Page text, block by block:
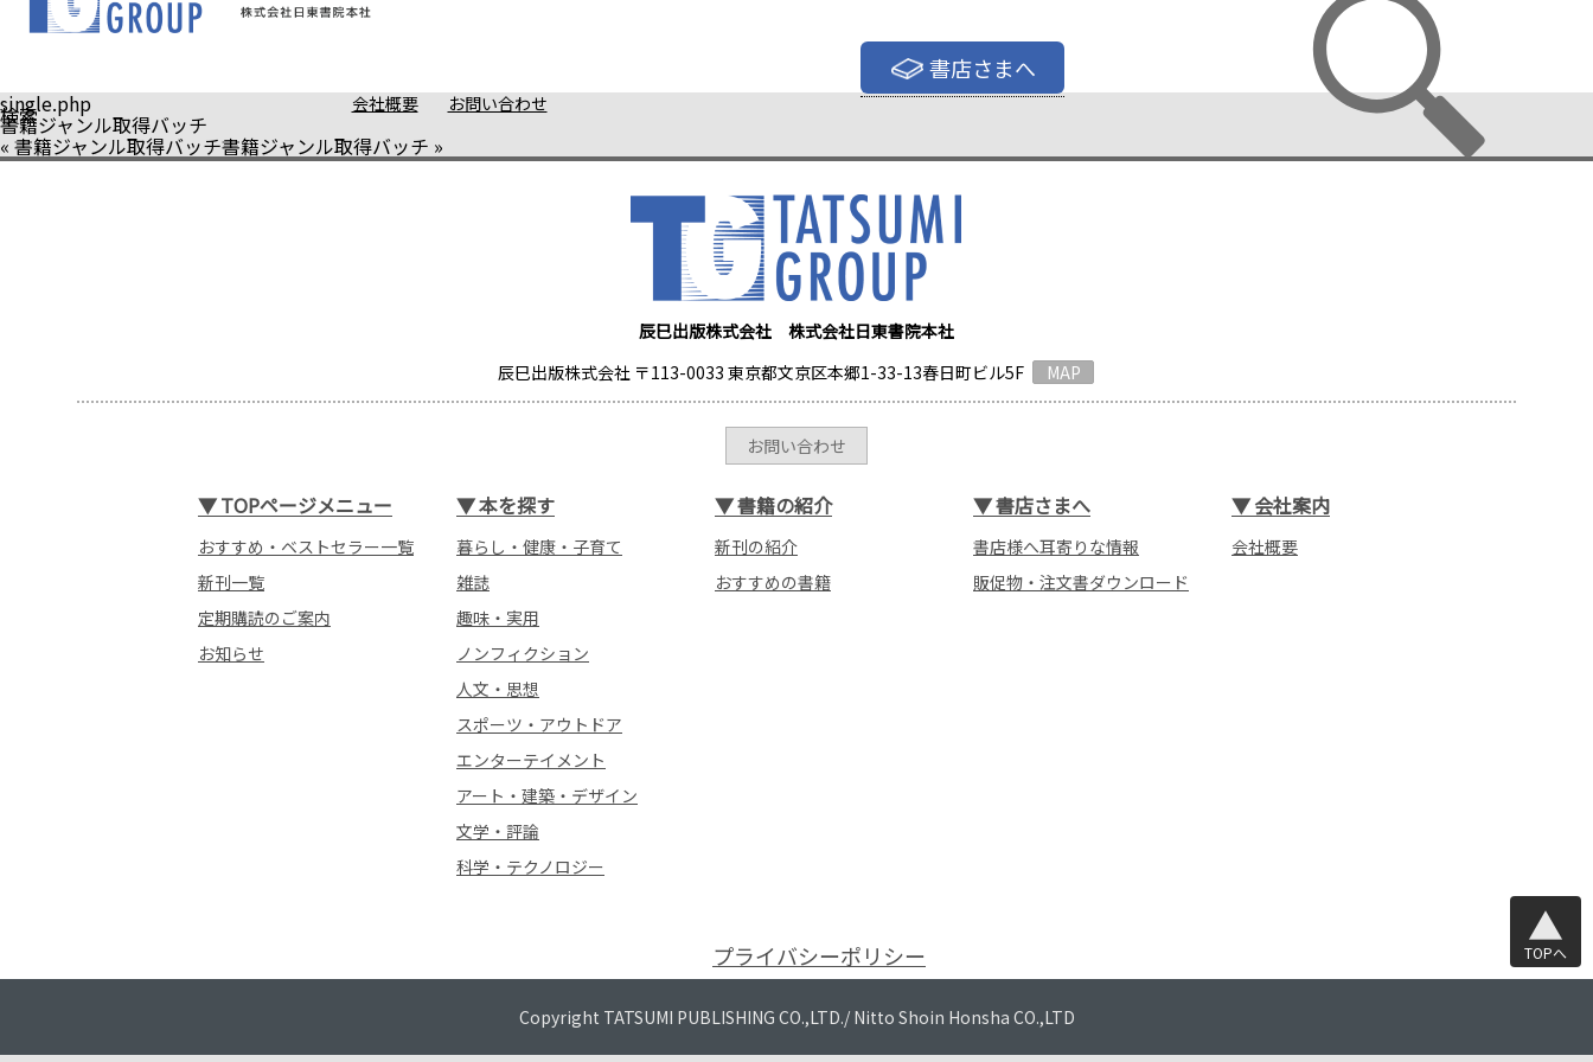
書店さまへ
会社概要 お問い合わせ
検索
single.php
書籍ジャンル取得バッチ
« 書籍ジャンル取得バッチ書籍ジャンル取得バッチ »
辰巳出版株式会社 株式会社日東書院本社
辰巳出版株式会社 〒113-0033 東京都文京区本郷1-33-13春日町ビル5F
MAP
お問い合わせ
▼TOPページメニュー
おすすめ・ベストセラー一覧
新刊一覧
定期購読のご案内
お知らせ
▼本を探す
暮らし・健康・子育て
雑誌
趣味・実用
ノンフィクション
人文・思想
スポーツ・アウトドア
エンターテイメント
アート・建築・デザイン
文学・評論
科学・テクノロジー
▼書籍の紹介
新刊の紹介
おすすめの書籍
▼書店さまへ
書店様へ耳寄りな情報
販促物・注文書ダウンロード
▼会社案内
会社概要
プライバシーポリシー TOPへ
Copyright TATSUMI PUBLISHING CO.,LTD./ Nitto Shoin Honsha CO.,LTD